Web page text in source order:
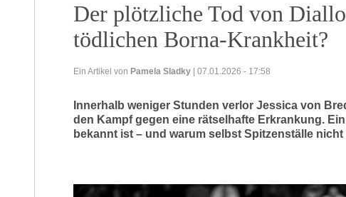
Der plötzliche Tod von
tödlichen Borna-Krankheit?
Ein Artikel von Pamela Sladky | 07.01.2026 - 17:58
Innerhalb weniger Stunden verlor Jessica von
den Kampf gegen eine rätselhafte Erkrankung.
bekannt ist – und warum selbst Spitzenställe